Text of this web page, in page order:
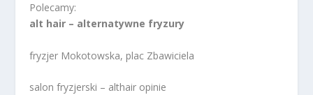
Polecamy:
alt hair – alternatywne fryzury
fryzjer Mokotowska, plac Zbawiciela
salon fryzjerski – althair opinie